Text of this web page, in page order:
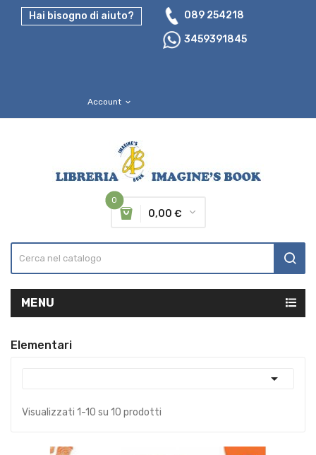
Hai bisogno di aiuto?
089 254218
3459391845
Account expand_more
0
0,00 €
MENU
Elementari

Visualizzati 1-10 su 10 prodotti